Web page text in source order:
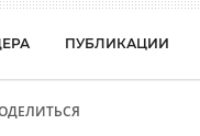
ПУБЛИКАЦИИ